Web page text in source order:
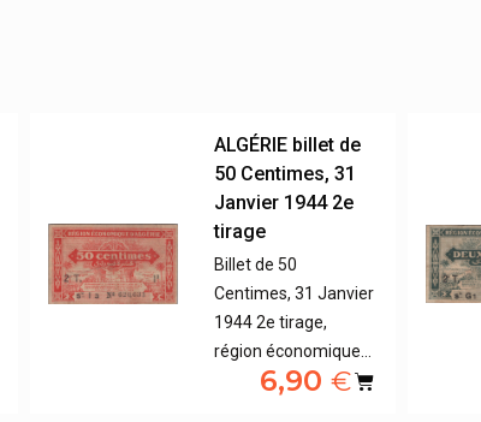
ALGÉRIE billet de
50 Centimes, 31
Janvier 1944 2e
tirage
Billet de 50
Centimes, 31 Janvier
1944 2e tirage,
région économique…
6,90 €